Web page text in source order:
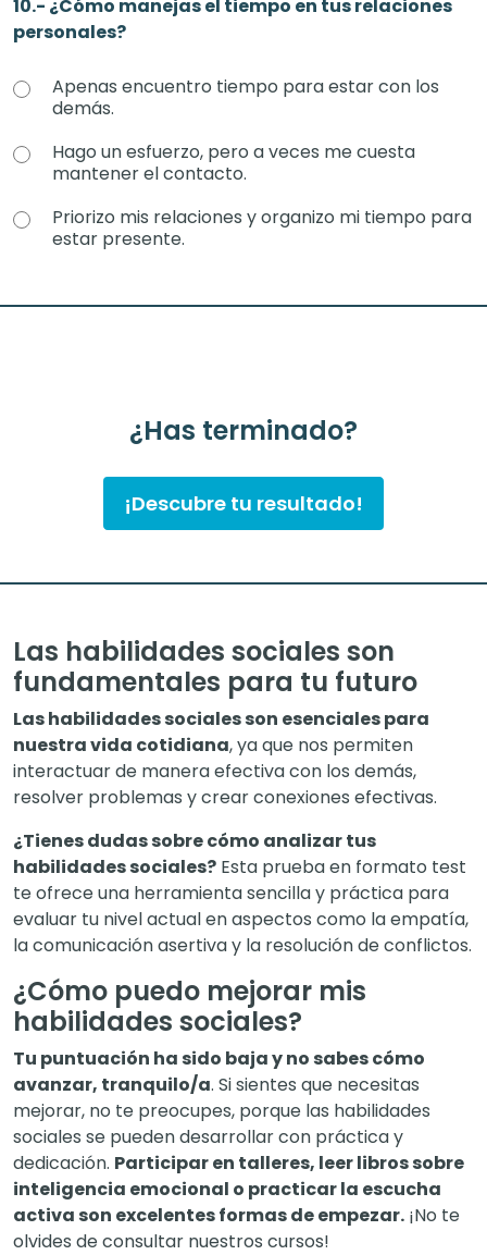
10.- ¿Cómo manejas el tiempo en tus relaciones
personales?
Apenas encuentro tiempo para estar con los
demás.
Hago un esfuerzo, pero a veces me cuesta
mantener el contacto.
Priorizo mis relaciones y organizo mi tiempo para
estar presente.
¿Has terminado?
¡Descubre tu resultado!
Las habilidades sociales son
fundamentales para tu futuro
Las habilidades sociales son esenciales para
nuestra vida cotidiana, ya que nos permiten
interactuar de manera efectiva con los demás,
resolver problemas y crear conexiones efectivas.
¿Tienes dudas sobre cómo analizar tus
habilidades sociales? Esta prueba en formato test
te ofrece una herramienta sencilla y práctica para
evaluar tu nivel actual en aspectos como la empatía,
la comunicación asertiva y la resolución de conflictos.
¿Cómo puedo mejorar mis
habilidades sociales?
Tu puntuación ha sido baja y no sabes cómo
avanzar, tranquilo/a. Si sientes que necesitas
mejorar, no te preocupes, porque las habilidades
sociales se pueden desarrollar con práctica y
dedicación. Participar en talleres, leer libros sobre
inteligencia emocional o practicar la escucha
activa son excelentes formas de empezar. ¡No te
olvides de consultar nuestros cursos!